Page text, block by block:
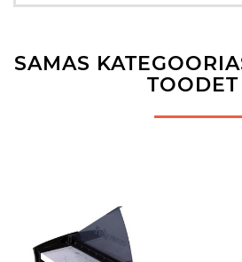
SAMAS
TOODET